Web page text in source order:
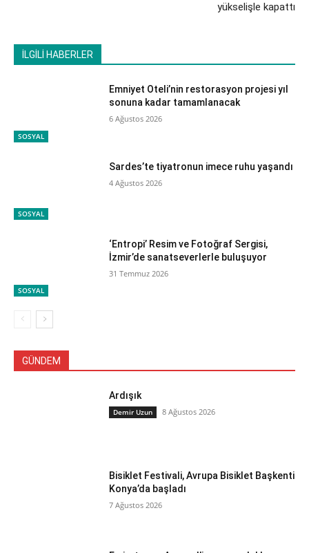
yükselişle kapattı
İLGİLİ HABERLER
SOSYAL
Emniyet Oteli’nin restorasyon projesi yıl
sonuna kadar tamamlanacak
6 Ağustos 2026
SOSYAL
Sardes’te tiyatronun imece ruhu yaşandı
4 Ağustos 2026
SOSYAL
‘Entropi’ Resim ve Fotoğraf Sergisi,
İzmir’de sanatseverlerle buluşuyor
31 Temmuz 2026
GÜNDEM
Ardışık
Demir Uzun 8 Ağustos 2026
Bisiklet Festivali, Avrupa Bisiklet Başkenti
Konya’da başladı
7 Ağustos 2026